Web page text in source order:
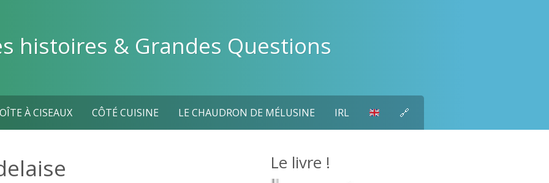
histoires & Grandes Questions
À CISEAUX CÔTÉ CUISINE LE CHAUDRON DE MÉLUSINE IRL 🔗
Le livre !